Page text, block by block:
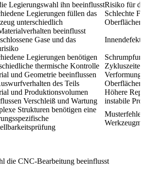
Legierungswahl ihn beeinflusstRisiko für
Legierungen füllen das
unterschiedlich
Schlechte
beeinflusst
Gase und das
Legierungen benötigen
thermische Kontrolle
Zykluszeiten
und Geometrie beeinflussen
des Teils
und Produktionsvolumen
Verschleiß und Wartung
Höhere
instabile
Strukturen benötigen eine
die CNC-Bearbeitung beeinflusst